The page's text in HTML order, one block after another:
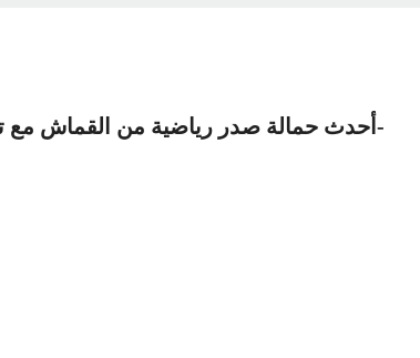
أحدث حمالة صدر رياضية من القماش مع